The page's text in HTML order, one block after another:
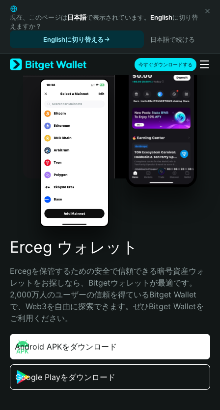
English
日本語
Tiếng Việt
Español (Latinoamérica)
Türkçe
Italiano
Português (Portugal)
Bahasa Indonesia
Português (Brasil)
Español (Argentina)
現在、このページは日本語で表示されています。 Englishに切り替
えますか？
Englishに切り替える
日本語で続ける
今すぐダウンロードする
Erceg ウォレット
Ercegを保管するための安全で信頼できる暗号資産ウォ
レットをお探しなら、Bitgetウォレットが最適です。
2,000万人のユーザーの信頼を得ているBitget Wallet
で、Web3を自由に探索できます。ぜひBitget Walletを
ご利用ください。
Android APKをダウンロード
Google Playをダウンロード